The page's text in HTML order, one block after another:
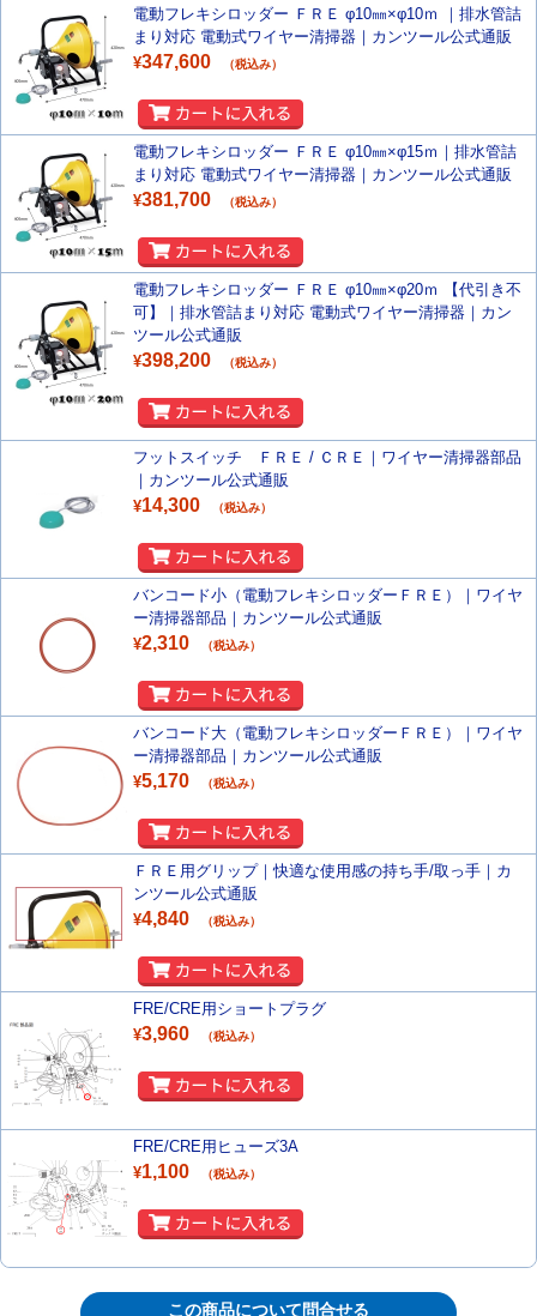
電動フレキシロッダー ＦＲＥ φ10㎜×φ10ｍ ｜排水管詰
まり対応 電動式ワイヤー清掃器｜カンツール公式通販
¥347,600 （税込み）
電動フレキシロッダー ＦＲＥ φ10㎜×φ15ｍ｜排水管詰
まり対応 電動式ワイヤー清掃器｜カンツール公式通販
¥381,700 （税込み）
電動フレキシロッダー ＦＲＥ φ10㎜×φ20ｍ 【代引き不
可】｜排水管詰まり対応 電動式ワイヤー清掃器｜カン
ツール公式通販
¥398,200 （税込み）
フットスイッチ ＦＲＥ / ＣＲＥ｜ワイヤー清掃器部品
｜カンツール公式通販
¥14,300 （税込み）
バンコード小（電動フレキシロッダーＦＲＥ）｜ワイヤ
ー清掃器部品｜カンツール公式通販
¥2,310 （税込み）
バンコード大（電動フレキシロッダーＦＲＥ）｜ワイヤ
ー清掃器部品｜カンツール公式通販
¥5,170 （税込み）
ＦＲＥ用グリップ｜快適な使用感の持ち手/取っ手｜カ
ンツール公式通販
¥4,840 （税込み）
FRE/CRE用ショートプラグ
¥3,960 （税込み）
FRE/CRE用ヒューズ3A
¥1,100 （税込み）
この商品について問合せる